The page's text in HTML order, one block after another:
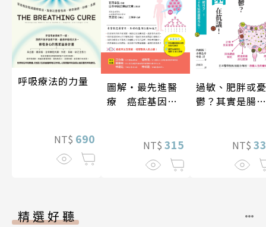
呼吸療法的力量
NT$ 690
圖解‧最先進醫
療 癌症基因療
NT$ 315
過敏、肥胖或憂
鬱？其實是腸道
NT$
精選好聽